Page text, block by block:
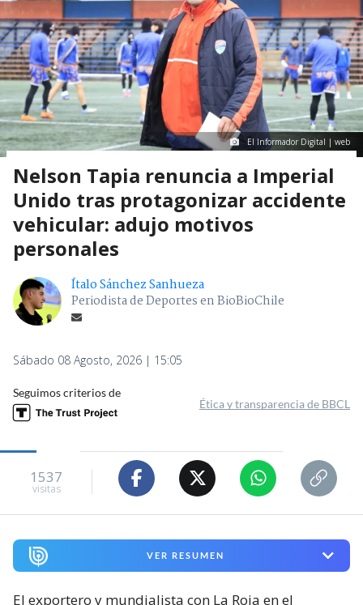
El Informador Digital | web
Nelson Tapia renuncia a Imperial
Unido tras protagonizar accidente
vehicular: adujo motivos
personales
Ítalo Sánchez Sanhueza
Periodista de Deportes en BioBioChile
Sábado 08 Agosto, 2026 | 15:05
Seguimos criterios de
Ética y transparencia de BBCL
1537
visitas
VER RESUMEN
El exportero y mundialista con La Roja en el